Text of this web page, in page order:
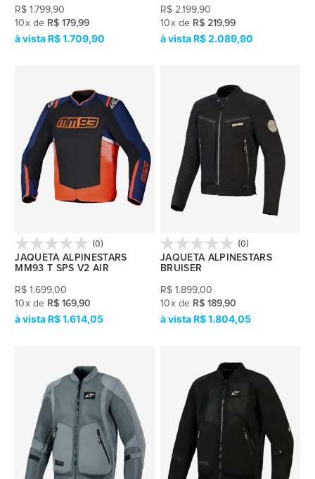
R$ 1.799,90
10x de R$ 179,99
R$ 1.709,90
R$ 2.199,90
10x de R$ 219,99
R$ 2.089,90
(0)
JAQUETA ALPINESTARS
MM93 T SPS V2 AIR
R$ 1.699,00
10x de R$ 169,90
R$ 1.614,05
(0)
JAQUETA ALPINESTARS
BRUISER
R$ 1.899,00
10x de R$ 189,90
R$ 1.804,05